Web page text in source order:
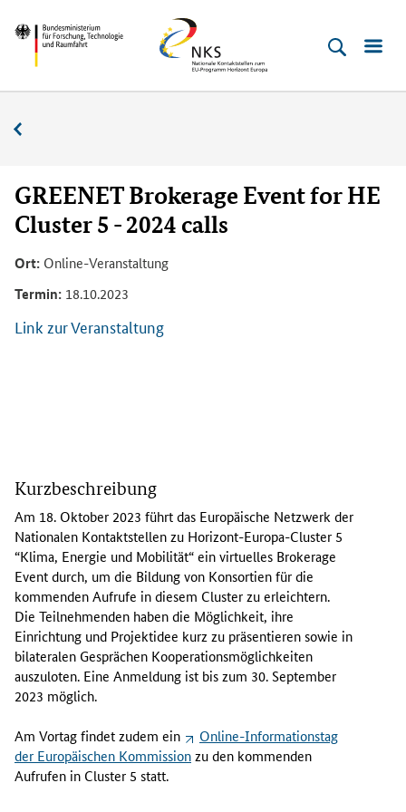
zum
Inhalt
(Eingabetaste)
zum
Hauptmenu
(Eingabetaste)
zur
Suche
(Eingabetaste)
zur
Fußleiste
(Enter)
Bundesministerium
Technologie
Raumfahrt
Horizont
Europa
GREENET Brokerage Event for HE
Cluster 5 - 2024 calls
Ort: Online-Veranstaltung
Termin: 18.10.2023
Link zur Veranstaltung
1
8
.
O
k
t
o
b
e
r
2
2
3
f
Kurzbeschreibung
Am 18. Oktober 2023 führt das Europäische Netzwerk der
Nationalen Kontaktstellen zu Horizont-Europa-Cluster 5
“Klima, Energie und Mobilität“ ein virtuelles Brokerage
Eventdurch, um die Bildung von Konsortien für die
kommenden Aufrufe in diesem Clusterzu erleichtern.
Die Teilnehmenden haben die Möglichkeit, ihre
Einrichtung und Projektidee kurz zu präsentieren sowie in
bilateralen Gesprächen Kooperationsmöglichkeiten
auszuloten. Eine Anmeldung ist bis zum 30. September
2023 möglich.
Am Vortag findet zudem ein
Online-Informationstag
der Europäischen Kommissionzu den kommenden
Aufrufen in Cluster 5 statt.